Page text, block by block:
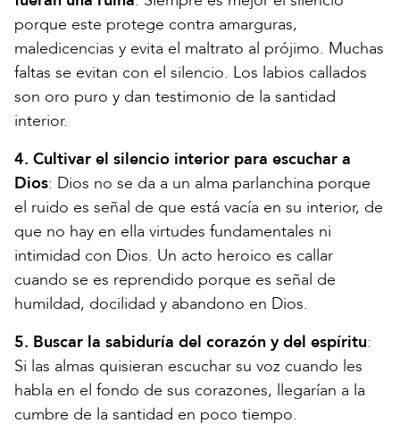
porque este protege contra amarguras,
maledicencias y evita el maltrato al prójimo. Muchas
faltas se evitan con el silencio. Los labios callados
son oro puro y dan testimonio de la santidad
interior.
4. Cultivar el silencio interior para escuchar a
Dios: Dios no se da a un alma parlanchina porque
el ruido es señal de que está vacía en su interior, de
que no hay en ella virtudes fundamentales ni
intimidad con Dios. Un acto heroico es callar
cuando se es reprendido porque es señal de
humildad, docilidad y abandono en Dios.
5. Buscar la sabiduría del corazón y del espíritu:
Si las almas quisieran escuchar su voz cuando les
habla en el fondo de sus corazones, llegarían a la
cumbre de la santidad en poco tiempo.